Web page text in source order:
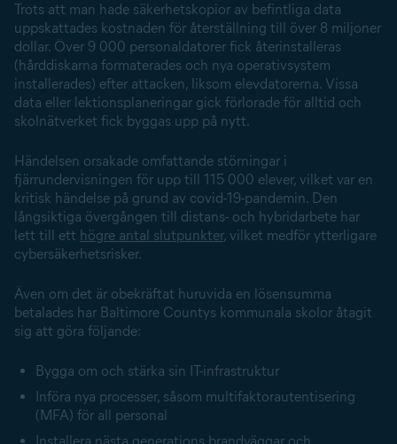
Trots att man hade säkerhetskopior av befintliga data
uppskattades kostnaden för återställning till över 8 miljoner
dollar. Över 9 000 personaldatorer fick återinstalleras
(hårddiskarna formaterades och nya operativsystem
installerades) efter attacken, liksom elevdatorerna. Vissa
data eller lektionsplaneringar gick förlorade för alltid och
skolnätverket fick byggas upp på nytt.
Händelsen orsakade omfattande störningar i
fjärrundervisningen för upp till 115 000 elever, vilket var en
kritisk händelse på grund av covid-19-pandemin. Den
långsiktiga övergången till distans- och hybridarbete har
lett till ett högre antal slutpunkter, vilket medför ytterligare
cybersäkerhetsrisker.
Även om det är obekräftat huruvida en lösensumma
betalades har Baltimore Countys kommunala skolor åtagit
sig att göra följande:
Bygga om och stärka sin IT-infrastruktur
Införa nya processer, såsom multifaktorautentisering
(MFA) för all personal